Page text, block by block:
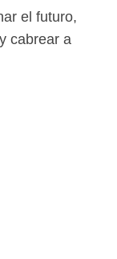
el futuro,
cabrear a